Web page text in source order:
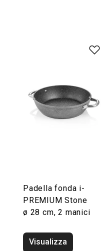
Padella fonda i-
PREMIUM Stone
ø 28 cm, 2 manici
Visualizza